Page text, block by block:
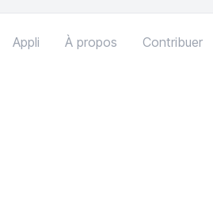
Appli À propos Contribuer